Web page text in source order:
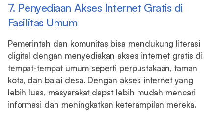
7. Penyediaan Akses Internet Gratis di
Fasilitas Umum
Pemerintah dan komunitas bisa mendukung literasi
digital dengan menyediakan akses internet gratis di
tempat-tempat umum seperti perpustakaan, taman
kota, dan balai desa. Dengan akses internet yang
lebih luas, masyarakat dapat lebih mudah mencari
informasi dan meningkatkan keterampilan mereka.